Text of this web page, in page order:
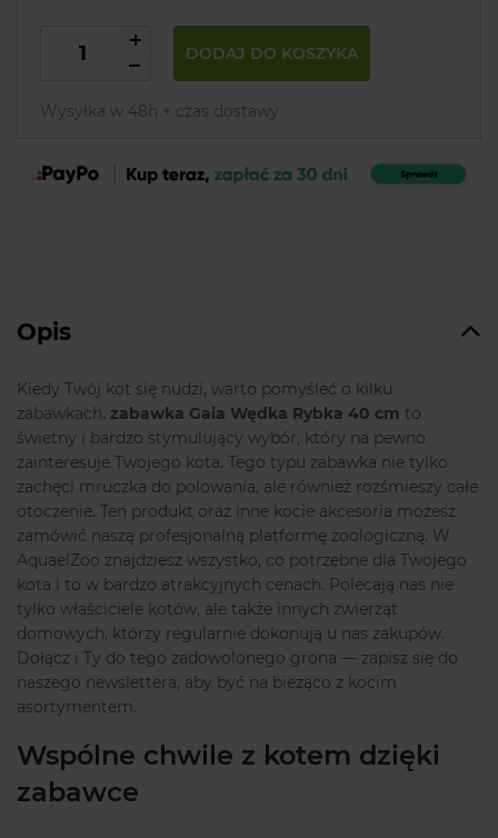
DODAJ DO KOSZYKA
Wysyłka w 48h + czas dostawy
Opis
Kiedy Twój kot się nudzi, warto pomyśleć o kilku
zabawkach. zabawka Gaia Wędka Rybka 40 cm to
świetny i bardzo stymulujący wybór, który na pewno
zainteresuje Twojego kota. Tego typu zabawka nie tylko
zachęci mruczka do polowania, ale również rozśmieszy całe
otoczenie. Ten produkt oraz inne kocie akcesoria możesz
zamówić naszą profesjonalną platformę zoologiczną. W
AquaelZoo znajdziesz wszystko, co potrzebne dla Twojego
kota i to w bardzo atrakcyjnych cenach. Polecają nas nie
tylko właściciele kotów, ale także innych zwierząt
domowych, którzy regularnie dokonują u nas zakupów.
Dołącz i Ty do tego zadowolonego grona — zapisz się do
naszego newslettera, aby być na bieżąco z kocim
asortymentem.
Wspólne chwile z kotem dzięki
zabawce